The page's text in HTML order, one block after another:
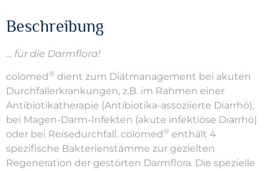
Beschreibung
… für die Darmflora!
colomed ® dient zum Diätmanagement bei akuten
Durchfallerkrankungen, z.B. im Rahmen einer
Antibiotikatherapie (Antibiotika-assoziierte Diarrhö),
bei Magen-Darm-Infekten (akute infektiöse Diarrhö)
oder bei Reisedurchfall. colomed ® enthält 4
spezifische Bakterienstämme zur gezielten
Regeneration der gestörten Darmflora. Die spezielle